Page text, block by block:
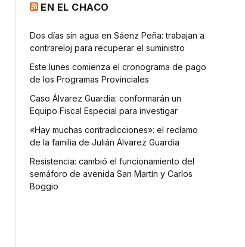
EN EL CHACO
Dos días sin agua en Sáenz Peña: trabajan a
contrareloj para recuperar el suministro
Este lunes comienza el cronograma de pago
de los Programas Provinciales
Caso Álvarez Guardia: conformarán un
Equipo Fiscal Especial para investigar
«Hay muchas contradicciones»: el reclamo
de la familia de Julián Álvarez Guardia
Resistencia: cambió el funcionamiento del
semáforo de avenida San Martín y Carlos
Boggio